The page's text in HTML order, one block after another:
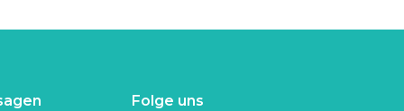
Folge uns